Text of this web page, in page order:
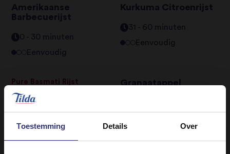
Toestemming Details Over
Amerikaanse
Barbecuerijst
0 - 30 minuten
Eenvoudig
Kurkuma Citroenrijst
31 - 60 minuten
Eenvoudig
Pure Basmati Rijst
Libanese Mujadara
met Dukkah-
Gearomatiseerde
Yoghurt
61 - 90 minuten
Granaatappel
0 - 30 minuten